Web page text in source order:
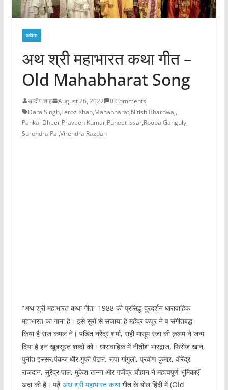
कविता
अथ श्री महाभारत कथा गीत –
Old Mahabharat Song
सन्दीप शाह August 26, 2022
0 Comments
Dara Singh,Feroz Khan,Mahabharat,Nitish Bhardwaj,
Pankaj Dheer,Praveen Kumar,Puneet Issar,Roopa Ganguly,
Surendra Pal,Virendra Razdan
“अथ श्री महाभारत कथा गीत” 1988 की प्रसिद्ध दूरदर्शन धारावाहिक
महाभारत का गाना है। इसे सुरों से सजाया है महेंद्र कपूर ने व संगीतबद्ध
किया है राज कमल ने। पंडित नरेंद्र शर्मा, राही मासूम रजा की क़लम ने जन्म
दिया है इन ख़ूबसूरत शब्दों को। धारावाहिक में नीतीश भारद्वाज, फिरोज खान,
पुनीत इस्सर,पंकज धीर,गुफी पेंटल, रूपा गांगुली, प्रवीण कुमार, वीरेंद्र
राजदान, सुरेंद्र पाल, मुकेश खन्ना और गजेंद्र चौहान ने महत्वपूर्ण भूमिकाएँ
अदा की हैं। पढ़ें अथ श्री महाभारत कथागीत के बोल हिंदी में (Old